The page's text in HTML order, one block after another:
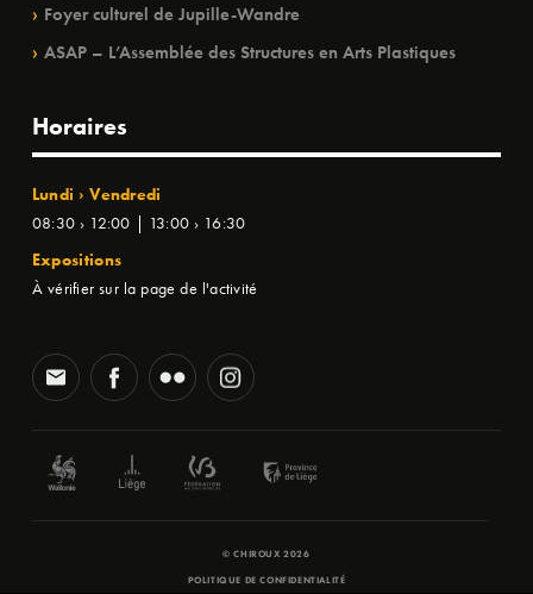
Foyer culturel de Jupille-Wandre
ASAP – L’Assemblée des Structures en Arts Plastiques
Horaires
Lundi › Vendredi
08:30 › 12:00 | 13:00 › 16:30
Expositions
À vérifier sur la page de l'activité
© CHIROUX 2026
POLITIQUE DE CONFIDENTIALITÉ